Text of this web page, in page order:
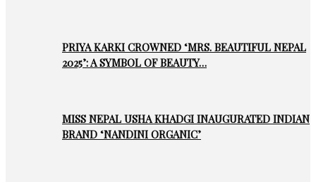
PRIYA KARKI CROWNED ‘MRS. BEAUTIFUL NEPAL
2025’: A SYMBOL OF BEAUTY…
MISS NEPAL USHA KHADGI INAUGURATED INDIAN
BRAND ‘NANDINI ORGANIC’